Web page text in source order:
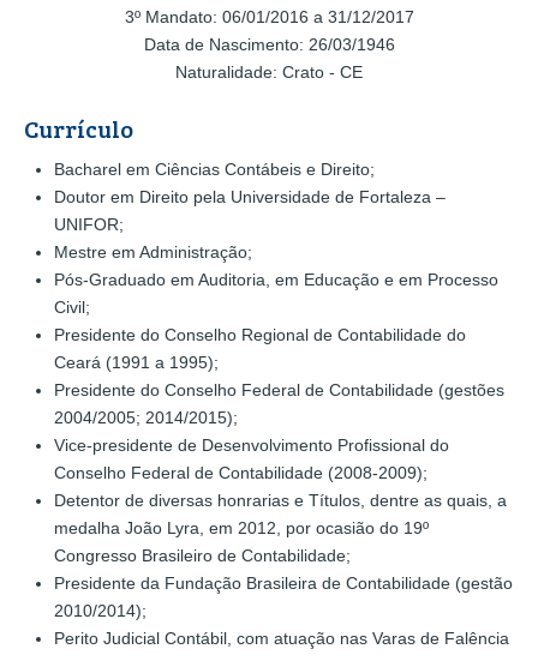
3º Mandato: 06/01/2016 a 31/12/2017
Data de Nascimento: 26/03/1946
Naturalidade: Crato - CE
Currículo
Bacharel em Ciências Contábeis e Direito;
Doutor em Direito pela Universidade de Fortaleza –
UNIFOR;
Mestre em Administração;
Pós-Graduado em Auditoria, em Educação e em Processo
Civil;
Presidente do Conselho Regional de Contabilidade do
Ceará (1991 a 1995);
Presidente do Conselho Federal de Contabilidade (gestões
2004/2005; 2014/2015);
Vice-presidente de Desenvolvimento Profissional do
Conselho Federal de Contabilidade (2008-2009);
Detentor de diversas honrarias e Títulos, dentre as quais, a
medalha João Lyra, em 2012, por ocasião do 19º
Congresso Brasileiro de Contabilidade;
Presidente da Fundação Brasileira de Contabilidade (gestão
2010/2014);
Perito Judicial Contábil, com atuação nas Varas de Falência